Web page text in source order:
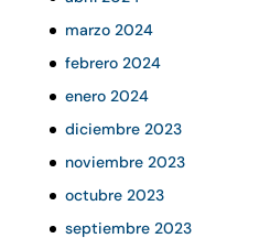
marzo 2024
febrero 2024
enero 2024
diciembre 2023
noviembre 2023
octubre 2023
septiembre 2023